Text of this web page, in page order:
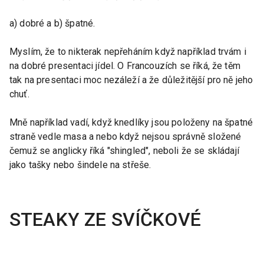
a) dobré a b) špatné.
Myslím, že to nikterak nepřeháním když například trvám i
na dobré presentaci jídel. O Francouzích se říká, že těm
tak na presentaci moc nezáleží a že důležitější pro ně jeho
chuť.
Mně například vadí, když knedlíky jsou položeny na špatné
straně vedle masa a nebo když nejsou správně složené
čemuž se anglicky říká "shingled", neboli že se skládají
jako tašky nebo šindele na střeše.
STEAKY ZE SVÍČKOVÉ